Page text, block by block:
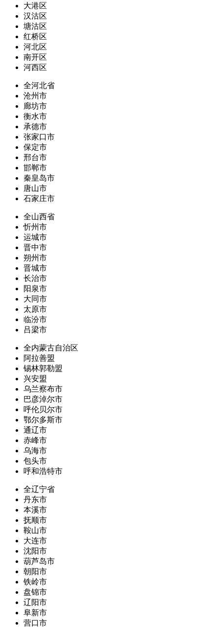
大港区
汉沽区
塘沽区
红桥区
河北区
南开区
河西区
全河北省
沧州市
廊坊市
衡水市
承德市
张家口市
保定市
邢台市
邯郸市
秦皇岛市
唐山市
石家庄市
全山西省
忻州市
运城市
晋中市
朔州市
晋城市
长治市
阳泉市
大同市
太原市
临汾市
吕梁市
全内蒙古自治区
阿拉善盟
锡林郭勒盟
兴安盟
乌兰察布市
巴彦淖尔市
呼伦贝尔市
鄂尔多斯市
通辽市
赤峰市
乌海市
包头市
呼和浩特市
全辽宁省
丹东市
本溪市
抚顺市
鞍山市
大连市
沈阳市
葫芦岛市
朝阳市
铁岭市
盘锦市
辽阳市
阜新市
营口市